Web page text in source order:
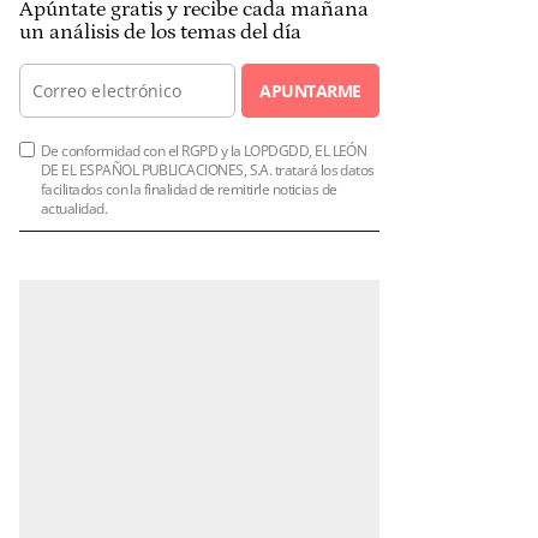
Apúntate gratis y recibe cada mañana
un análisis de los temas del día
APUNTARME
De conformidad con el RGPD y la LOPDGDD, EL LEÓN
DE EL ESPAÑOL PUBLICACIONES, S.A. tratará los datos
facilitados con la finalidad de remitirle noticias de
actualidad.